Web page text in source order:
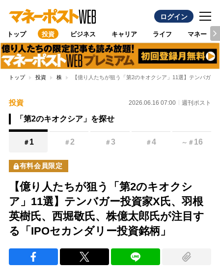
ログイン
トップ 投資 ビジネス キャリア ライフ マネー
トップ 投資 株 【億り人たちが狙う「第2のキオクシア」11選】テンバガ
投資 2026.06.16 07:00 週刊ポスト
「第2のキオクシア」を探せ
＃ 1 ＃2 ＃3 ＃4 ～ ＃ 16
有料会員限定
【億り人たちが狙う「第2のキオクシ
ア」11選】テンバガー投資家X氏、羽根
英樹氏、西堀敬氏、株億太郎氏が注目す
る「IPOセカンダリー投資銘柄」